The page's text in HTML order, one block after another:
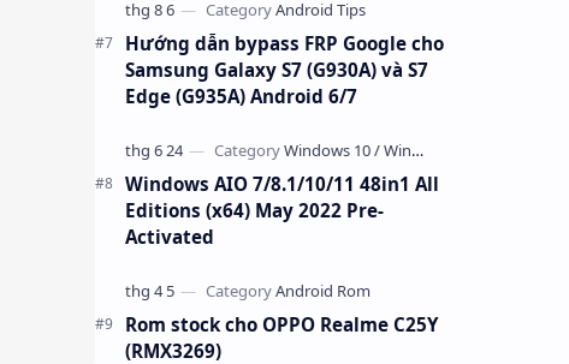
Hướng dẫn bypass FRP Google cho
Samsung Galaxy S7 (G930A) và S7
Edge (G935A) Android 6/7
Windows AIO 7/8.1/10/11 48in1 All
Editions (x64) May 2022 Pre-
Activated
Rom stock cho OPPO Realme C25Y
(RMX3269)